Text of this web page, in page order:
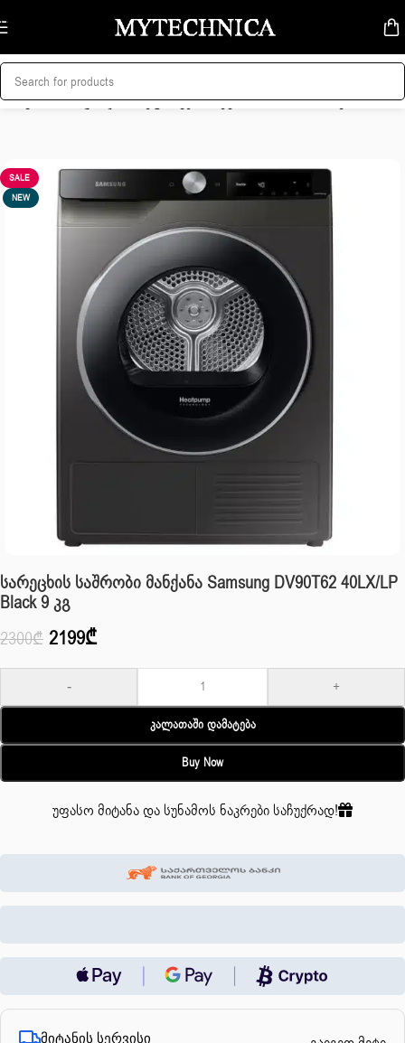
Skip to navigation
Skip to main content
მთავარი/სახლი და სისუფთავე/სარეცხის საშრობი მანქანა
SALE
NEW
Სარეცხის Საშრობი Მანქანა Samsung DV90T62 40LX/LP
Black 9 Კგ
2300₾ 2199₾
- +
Კალათაში Დამატება
Buy Now
უფასო მიტანა და სუნამოს ნაკრები საჩუქრად!
მიტანის სერვისი